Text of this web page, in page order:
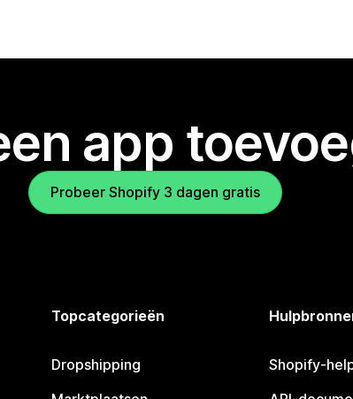
app
Probeer Shopify 3 dagen gratis
Topcategorieën
Dropshipping
Shopify-